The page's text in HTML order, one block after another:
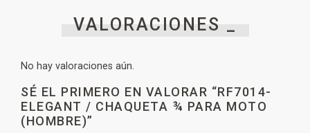
VALORACIONES _
No hay valoraciones aún.
SÉ EL PRIMERO EN VALORAR “RF7014-
ELEGANT / CHAQUETA ¾ PARA MOTO
(HOMBRE)”